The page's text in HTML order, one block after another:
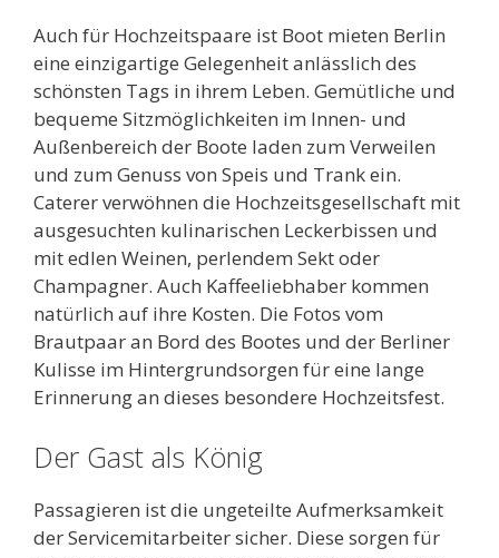
Auch für Hochzeitspaare ist Boot mieten Berlin
eine einzigartige Gelegenheit anlässlich des
schönsten Tags in ihrem Leben. Gemütliche und
bequeme Sitzmöglichkeiten im Innen- und
Außenbereich der Boote laden zum Verweilen
und zum Genuss von Speis und Trank ein.
Caterer verwöhnen die Hochzeitsgesellschaft mit
ausgesuchten kulinarischen Leckerbissen und
mit edlen Weinen, perlendem Sekt oder
Champagner. Auch Kaffeeliebhaber kommen
natürlich auf ihre Kosten. Die Fotos vom
Brautpaar an Bord des Bootes und der Berliner
Kulisse im Hintergrundsorgen für eine lange
Erinnerung an dieses besondere Hochzeitsfest.
Der Gast als König
Passagieren ist die ungeteilte Aufmerksamkeit
der Servicemitarbeiter sicher. Diese sorgen für